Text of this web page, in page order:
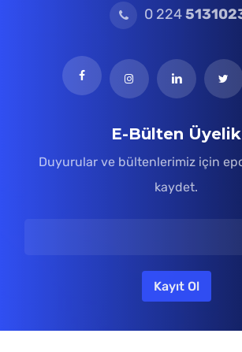
0 224
E-Bülten Üyelik
Duyurular ve bültenlerimiz için
kaydet.